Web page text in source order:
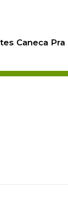
Caneca